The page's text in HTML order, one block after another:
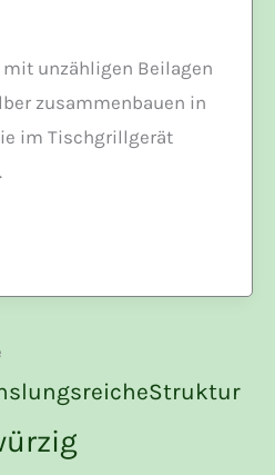
unzähligen Beilagen
zusammenbauen in
im Tischgrillgerät